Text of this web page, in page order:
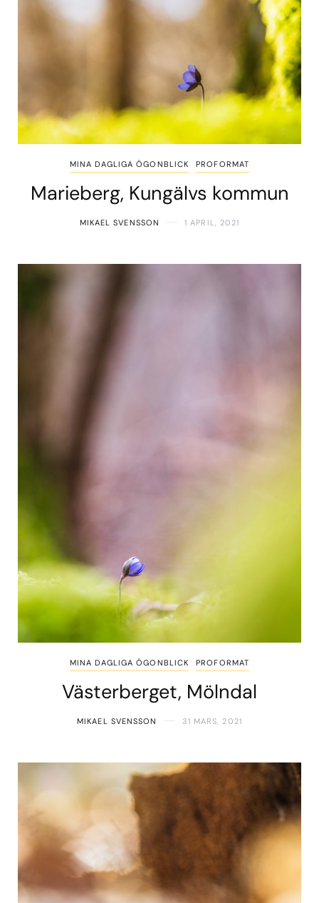
MINA DAGLIGA ÖGONBLICK PROFORMAT
Marieberg, Kungälvs kommun
MIKAEL SVENSSON 1 APRIL, 2021
MINA DAGLIGA ÖGONBLICK PROFORMAT
Västerberget, Mölndal
MIKAEL SVENSSON 31 MARS, 2021